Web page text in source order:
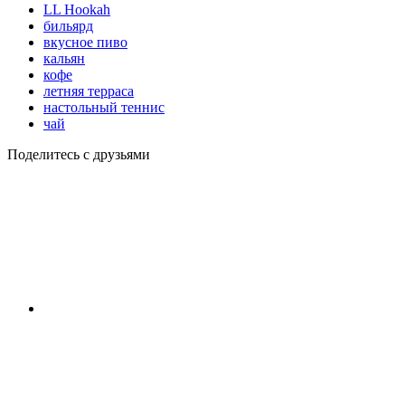
LL Hookah
бильярд
вкусное пиво
кальян
кофе
летняя терраса
настольный теннис
чай
Поделитесь с друзьями